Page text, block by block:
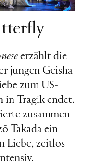
erzählt die
jungen Geisha
zum US-
in Tragik endet.
zusammen
Takada ein
Liebe, zeitlos